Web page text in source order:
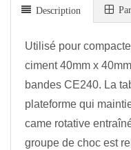
Description
Utilisé pour
ciment 40mm x
bandes CE240. La
plateforme qui
came rotative
groupe de choc est